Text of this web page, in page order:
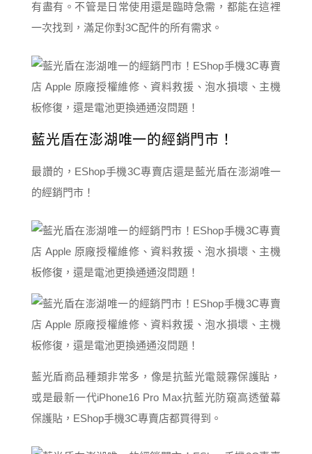
有盡有。不管是日常使用還是臨時急需，都能在這裡
一次找到，滿足你對3C配件的所有需求。
藍光盾在澎湖唯一的經銷門市！
最讚的，EShop手機3C專賣店還是藍光盾在澎湖唯一
的經銷門市！
藍光盾商品種類非常多，像是抗藍光電競霧保護貼，
或是最新一代iPhone16 Pro Max抗藍光防窺高透螢幕
保護貼，EShop手機3C專賣店都買得到。